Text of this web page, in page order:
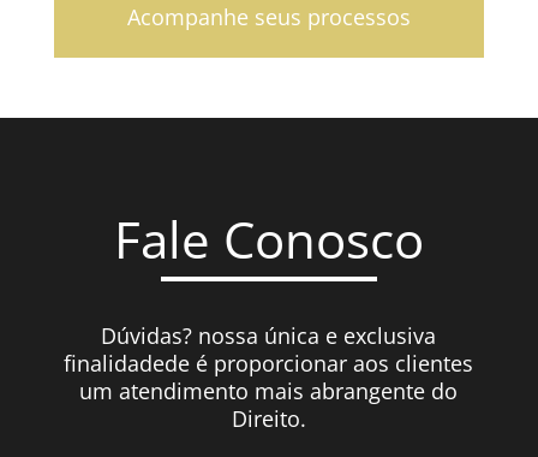
Acompanhe seus processos
Fale Conosco
Dúvidas? nossa única e exclusiva
finalidadede é proporcionar aos clientes
um atendimento mais abrangente do
Direito.